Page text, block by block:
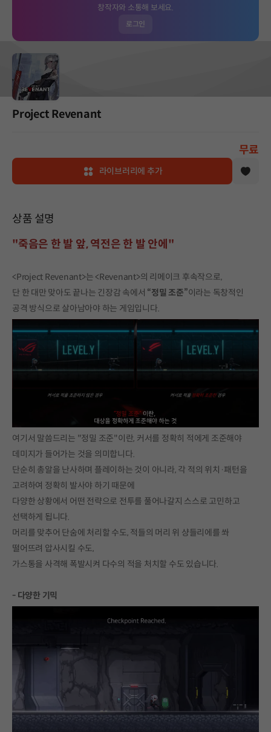
창작자와 소통해 보세요.
로그인
Project Revenant
무료
라이브러리에 추가
상품 설명
"죽음은 한 발 앞, 역전은 한 발 안에"
<Project Revenant>는 <Revenant>의 리메이크 후속작으로,
단 한 대만 맞아도 끝나는 긴장감 속에서 “정밀 조준”이라는 독창적인
공격 방식으로 살아남아야 하는 게임입니다.
여기서 말씀드리는 "정밀 조준"이란, 커서를 정확히 적에게 조준해야
데미지가 들어가는 것을 의미합니다.
단순히 총알을 난사하며 플레이하는 것이 아니라, 각 적의 위치·패턴을
고려하여 정확히 발사야 하기 때문에
다양한 상황에서 어떤 전략으로 전투를 풀어나갈지 스스로 고민하고
선택하게 됩니다.
머리를 맞추어 단숨에 처리할 수도, 적들의 머리 위 샹들리에를 쏴
떨어뜨려 압사시킬 수도,
가스통을 사격해 폭발시켜 다수의 적을 처치할 수도 있습니다.
- 다양한 기믹